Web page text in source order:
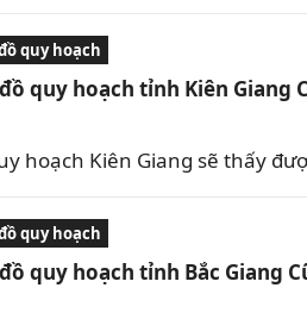
quy hoạch
quy hoạch tỉnh Kiên Giang
hoạch Kiên Giang sẽ thấy
quy hoạch
quy hoạch tỉnh Bắc Giang